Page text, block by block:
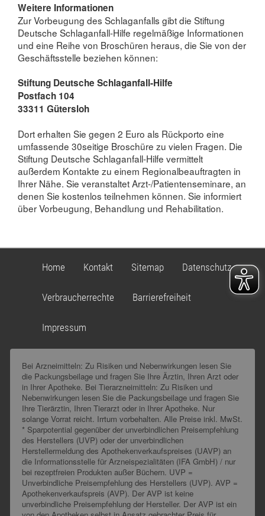
Weitere Informationen
Zur Vorbeugung des Schlaganfalls gibt die Stiftung
Deutsche Schlaganfall-Hilfe regelmäßige Informationen
und eine Reihe von Broschüren heraus, die Sie von der
Geschäftsstelle beziehen können:
Stiftung Deutsche Schlaganfall-Hilfe
Postfach 104
33311 Gütersloh
Dort erhalten Sie gegen 2 Euro als Rückporto eine
umfassende 30seitige Broschüre zu vielen Fragen. Die
Stiftung Deutsche Schlaganfall-Hilfe vermittelt
außerdem Kontakte zu einem Regionalbeauftragten in
Ihrer Nähe. Sie veranstaltet Arzt-/Patientenseminare, an
denen Sie kostenlos teilnehmen können. Sie informiert
über Vorbeugung, Behandlung und Rehabilitation.
Home Kontakt Sitemap Datenschutz
Verbraucherrechte Barrierefreiheit
Impressum
Bei Arzneimitteln: Zu Risiken und Nebenwirkungen lesen Sie
die Packungsbeilage und fragen Sie Ihre Ärztin, Ihren Arzt oder
in Ihrer Apotheke. Bei Tierarzneimitteln: Zu Risiken und
Nebenwirkungen lesen Sie die Packungsbeilage und fragen Sie
Ihre Tierärztin, Ihren Tierarzt oder in Ihrer Apotheke. Nur
solange Vorrat reicht. Irrtum vorbehalten. Alle Preise inkl. MwSt.
* Sparpotential gegenüber der unverbindlichen Preisempfehlung
des Herstellers (UVP) oder der unverbindlichen
Herstellermeldung des Apothekenverkaufspreises (UAVP) an
die Informationsstelle für Arzneispezialitäten (IFA GmbH) / nur
bei rezeptfreien Produkten außer Büchern. UVP =
Unverbindliche Preisempfehlung des Herstellers (UVP). AVP =
Apothekenverkaufspreis (AVP). Der AVP ist keine
unverbindliche Preisempfehlung der Hersteller. Der AVP ist ein